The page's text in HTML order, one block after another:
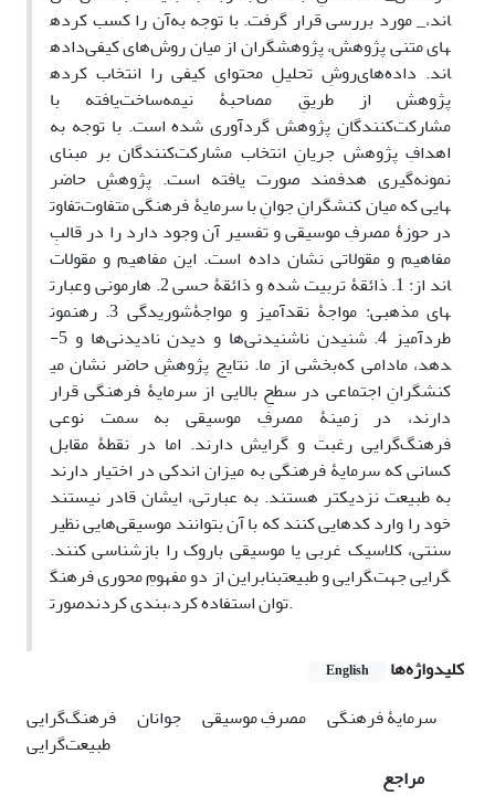
آن را کسب کرده‎اند،_ مورد بررسی قرار گرفت. با توجه به
داده‎های متنی پژوهش، پژوهشگران از میان روش‌های کیفی
روشِ تحلیلِ محتوای کیفی را انتخاب کرده‎اند. داده‌های
پژوهش از طریقِ مصاحبۀ نیمه‌ساخت‌یافته با
مشارکت‌کنندگانِ پژوهش گردآوری شده است. با توجه به
اهدافِ پژوهش جریانِ انتخاب مشارکت‌کنندگان بر مبنای
نمونه‌گیری هدفمند صورت یافته است. پژوهشِ حاضر
تفاوت‎هایی که میان کنشگرانِ جوانِ با سرمایۀ فرهنگی متفاوت
در حوزۀ مصرفِ موسیقی و تفسیر آن وجود دارد را در قالبِ
مفاهیم و مقولاتی نشان داده است. این مفاهیم و مقولات
عبارت‎اند از: 1. ذائقۀ تربیت شده و ذائقۀ حسی 2. هارمونی و
شوریدگی 3. رهنمون‎های مذهبی: مواجۀ نقدآمیز و مواجۀ
طردآمیز 4. شنیدن ناشنیدنی‌ها و دیدن نادیدنی‌ها و 5-
بخشی از ما. نتایج پژوهشِ حاضر نشان می‎دهد، مادامی که
کنشگرانِ اجتماعی در سطحِ بالایی از سرمایۀ فرهنگی قرار
دارند، در زمینۀ مصرفِ موسیقی به سمت نوعی
فرهنگ‌گرایی رغبت و گرایش دارند. اما در نقطۀ مقابل
کسانی که سرمایۀ فرهنگی به میزان اندکی در اختیار دارند
به طبیعت نزدیکتر هستند. به عبارتی، ایشان قادر نیستند
خود را وارد کدهایی کنند که با آن بتوانند موسیقی‌هایی نظیر
سنتی، کلاسیک غربی یا موسیقی باروک را بازشناسی کنند.
بنابراین از دو مفهومِ محوری فرهنگ‎گرایی و طبیعت‎گرایی جهت
صورت‎بندی کردند،‎توان استفاده کرد.
کلیدواژه‌ها
English
سرمایۀ فرهنگی مصرفِ موسیقی جوانان
فرهنگ‌گرایی
طبیعت‌گرایی
مراجع